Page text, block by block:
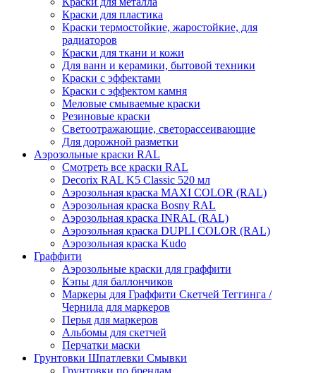
Краски для пластика
Краски термостойкие, жаростойкие, для
радиаторов
Краски для ткани и кожи
Для ванн и керамики, бытовой техники
Краски с эффектами
Краски с эффектом камня
Меловые смываемые краски
Резиновые краски
Светоотражающие, светорассеивающие
Для дорожной разметки
Аэрозольные краски RAL
Смотреть все краски RAL
Decorix RAL K5 Classic 520 мл
Аэрозольная краска MAXI COLOR (RAL)
Аэрозольная краска Bosny RAL
Аэрозольная краска INRAL (RAL)
Аэрозольная краска DUPLI COLOR (RAL)
Аэрозольная краска Kudo
Граффити
Аэрозольные краски для граффити
Кэпы для баллончиков
Маркеры для Граффити Скетчей Теггинга /
Чернила для маркеров
Перья для маркеров
Альбомы для скетчей
Перчатки маски
Грунтовки Шпатлевки Смывки
Грунтовки по брендам